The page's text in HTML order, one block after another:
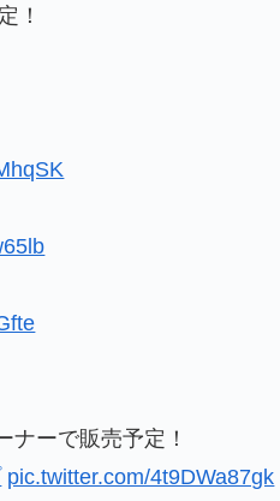
！
ナーで販売予定！
pic.twitter.com/4t9DWa87gk